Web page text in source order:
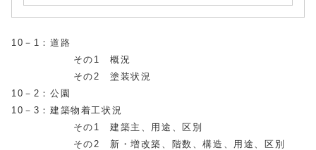
10－1：道路
その1 概況
その2 塗装状況
10－2：公園
10－3：建築物着工状況
その1 建築主、用途、区別
その2 新・増改築、階数、構造、用途、区別